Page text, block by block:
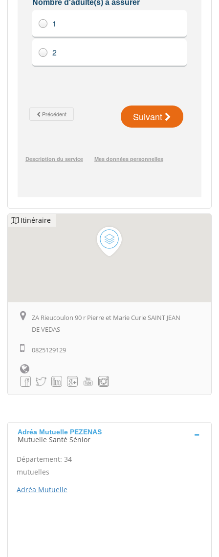
Itinéraire
ZA Rieucoulon 90 r Pierre et Marie Curie SAINT JEAN
DE VEDAS
0825129129
Adréa Mutuelle PEZENAS
Mutuelle Santé Sénior
Département: 34
mutuelles
Adréa Mutuelle